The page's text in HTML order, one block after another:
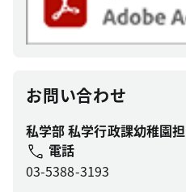
お問い合わせ
私学部 私学行政課幼稚園
電話
03-5388-3193